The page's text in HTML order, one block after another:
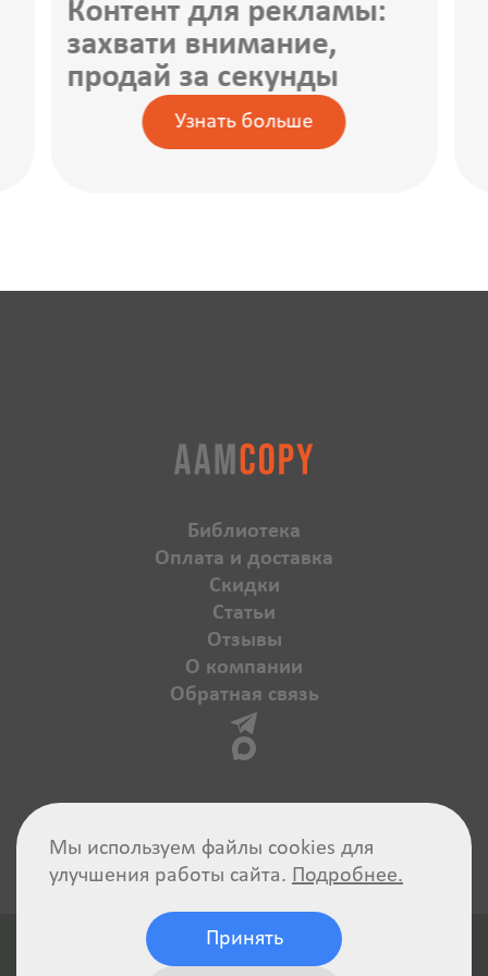
Контент для рекламы:
захвати внимание,
продай за секунды
Узнать больше
Библиотека
Оплата и доставка
Скидки
Статьи
Отзывы
О компании
Обратная связь
Мы используем файлы cookies для
улучшения работы сайта. Подробнее.
Принять